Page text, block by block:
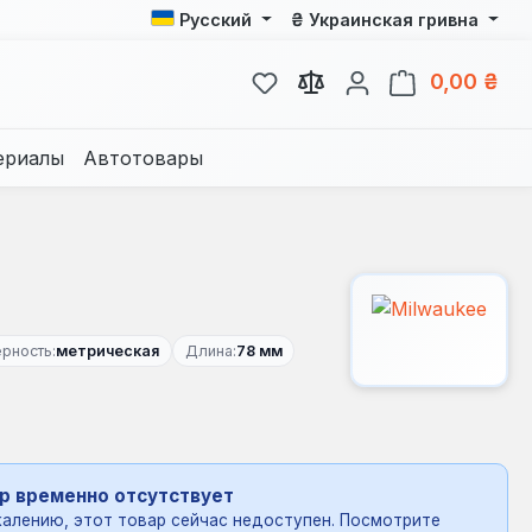
Русский ₴ Украинская гривна
У вас есть товары из
0,00 ₴
Автотовары
метрическая Длина:78 мм
временно отсутствует
этот товар сейчас недоступен. Посмотрите